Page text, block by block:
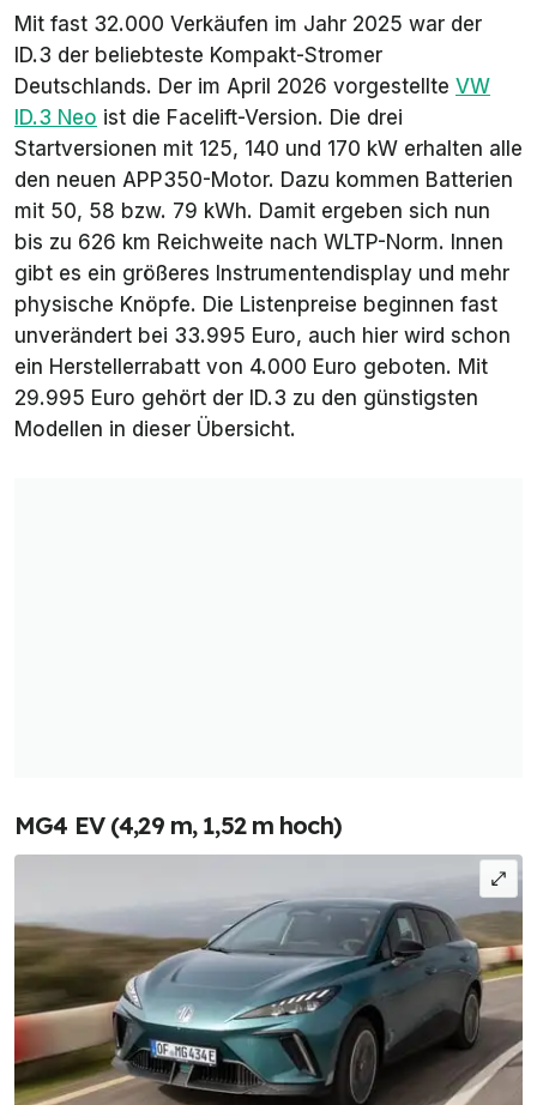
Mit fast 32.000 Verkäufen im Jahr 2025 war der
ID.3 der beliebteste Kompakt-Stromer
Deutschlands. Der im April 2026 vorgestellte VW
ID.3 Neo ist die Facelift-Version. Die drei
Startversionen mit 125, 140 und 170 kW erhalten alle
den neuen APP350-Motor. Dazu kommen Batterien
mit 50, 58 bzw. 79 kWh. Damit ergeben sich nun
bis zu 626 km Reichweite nach WLTP-Norm. Innen
gibt es ein größeres Instrumentendisplay und mehr
physische Knöpfe. Die Listenpreise beginnen fast
unverändert bei 33.995 Euro, auch hier wird schon
ein Herstellerrabatt von 4.000 Euro geboten. Mit
29.995 Euro gehört der ID.3 zu den günstigsten
Modellen in dieser Übersicht.
MG4 EV (4,29 m, 1,52 m hoch)